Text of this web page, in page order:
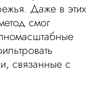
Даже в этих
смог
связанные с